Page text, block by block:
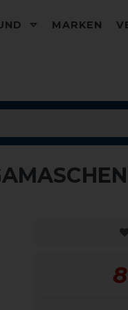
MARKEN